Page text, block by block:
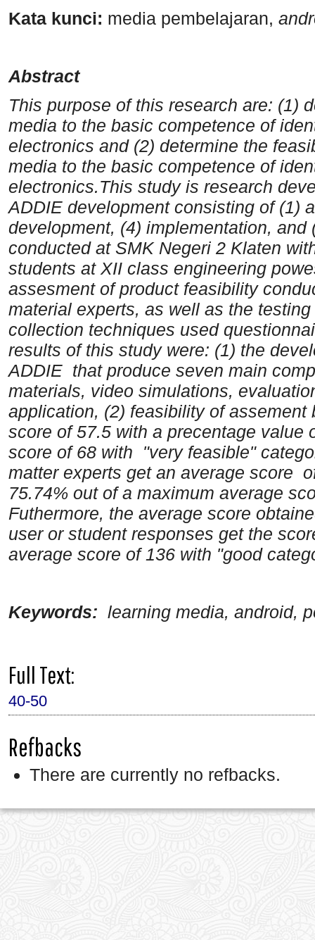
Kata kunci: media pembelajaran,
Abstract
This purpose of this research are: (1)
media to the basic competence of
electronics and (2) determine the
media to the basic competence of
electronics.This study is research
ADDIE development consisting of (1)
development, (4) implementation,
conducted at SMK Negeri 2 Klaten
students at XII class engineering
assesment of product feasibility
material experts, as well as the
collection techniques used
results of this study were: (1) the
ADDIE that produce seven main
materials, video simulations,
application, (2) feasibility of
score of 57.5 with a precentage value
score of 68 with "very feasible"
matter experts get an average score
75.74% out of a maximum average
Futhermore, the average score
user or student responses get the
average score of 136 with "good
Keywords: learning media, android,
Full Text:
40-50
Refbacks
There are currently no refbacks.